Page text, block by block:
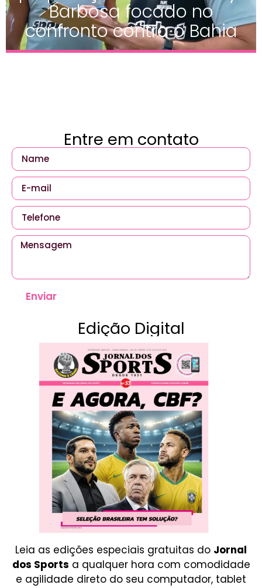
Barbosa focado no
confronto contra o Bahia
Entre em contato
Enviar
Edição Digital
Leia as edições especiais gratuitas do Jornal
dos Sports a qualquer hora com comodidade
e agilidade direto do seu computador, tablet